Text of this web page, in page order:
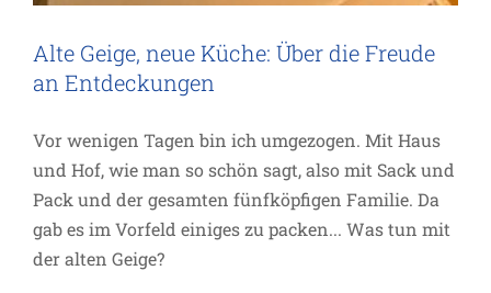
Alte Geige, neue Küche: Über die Freude
an Entdeckungen
Vor wenigen Tagen bin ich umgezogen. Mit Haus
und Hof, wie man so schön sagt, also mit Sack und
Pack und der gesamten fünfköpfigen Familie. Da
gab es im Vorfeld einiges zu packen... Was tun mit
der alten Geige?